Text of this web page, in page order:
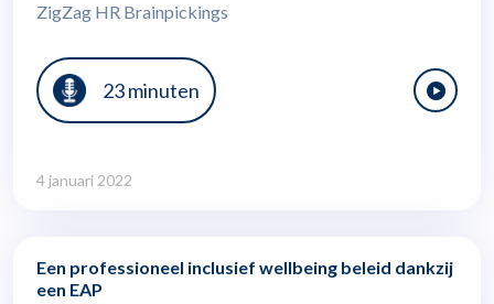
ZigZag HR Brainpickings
23 minuten
4 januari 2022
Een professioneel inclusief wellbeing beleid dankzij
een EAP